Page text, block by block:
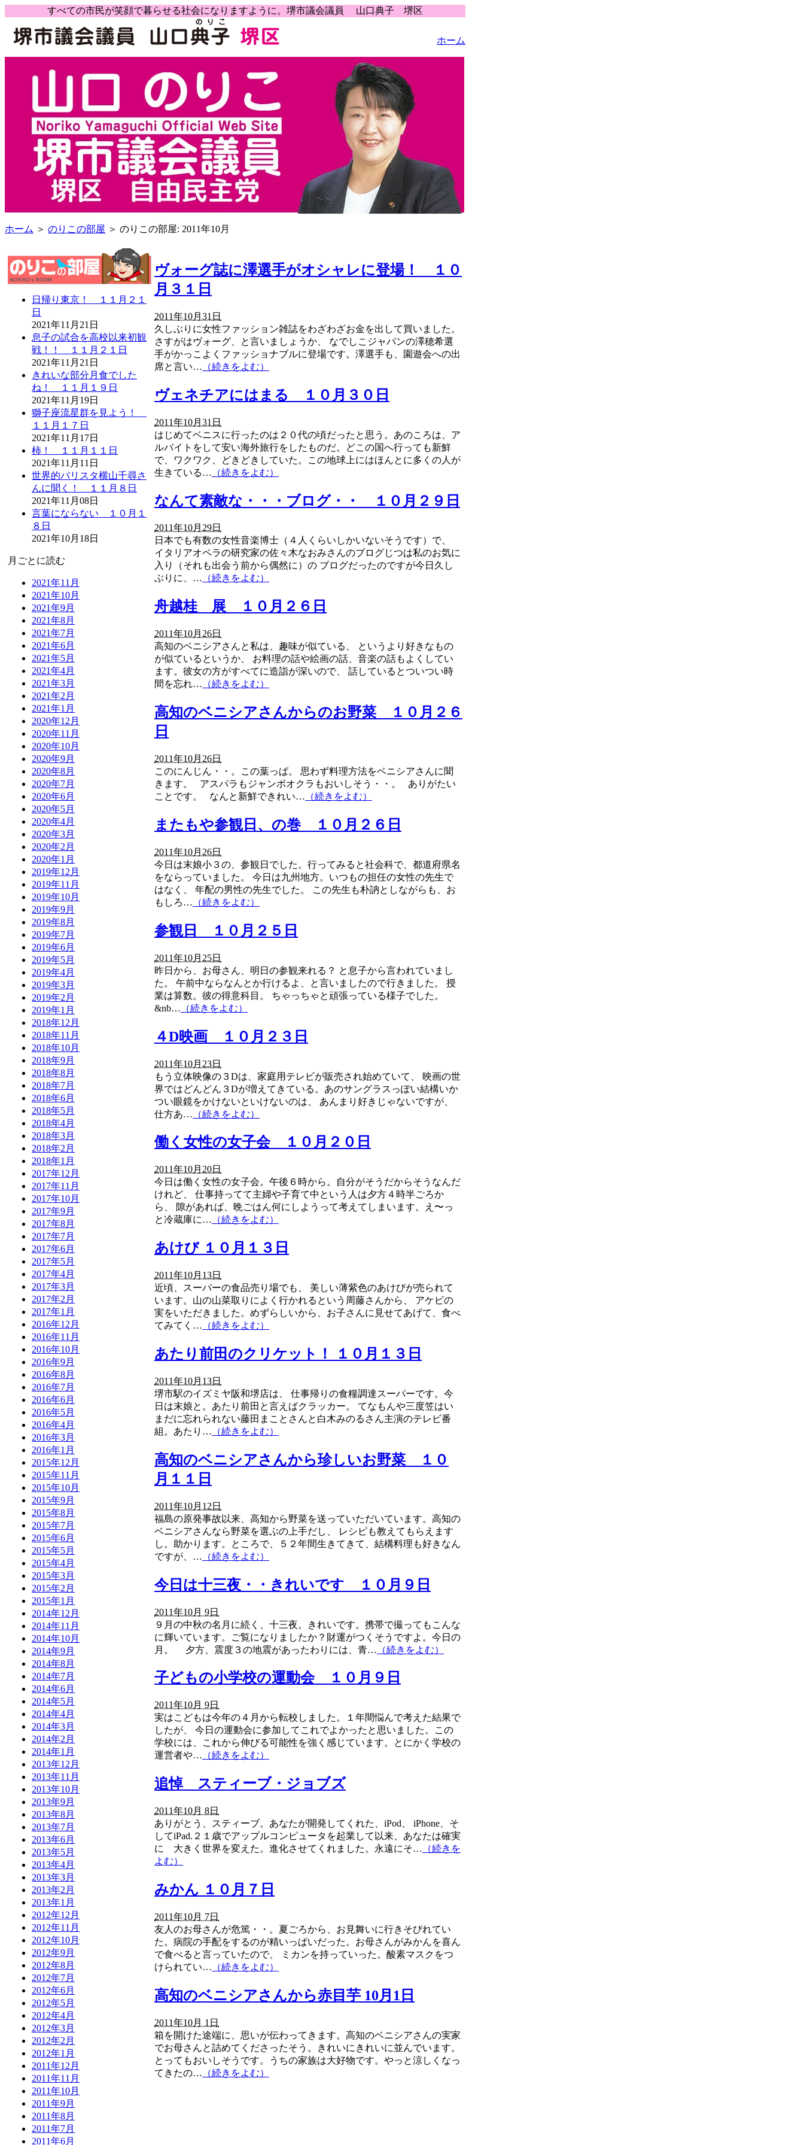
すべての市民が笑顔で暮らせる社会になりますように。堺市議会議員 山口典子 堺区
ホーム
ホーム ＞ のりこの部屋 ＞ のりこの部屋: 2011年10月
日帰り東京！ １１月２１
日
2021年11月21日
息子の試合を高校以来初観
戦！！ １１月２１日
2021年11月21日
きれいな部分月食でした
ね！ １１月１９日
2021年11月19日
獅子座流星群を見よう！
１１月１７日
2021年11月17日
柿！ １１月１１日
2021年11月11日
世界的バリスタ横山千尋さ
んに聞く！ １１月８日
2021年11月08日
言葉にならない １０月１
８日
2021年10月18日
月ごとに読む
2021年11月
2021年10月
2021年9月
2021年8月
2021年7月
2021年6月
2021年5月
2021年4月
2021年3月
2021年2月
2021年1月
2020年12月
2020年11月
2020年10月
2020年9月
2020年8月
2020年7月
2020年6月
2020年5月
2020年4月
2020年3月
2020年2月
2020年1月
2019年12月
2019年11月
2019年10月
2019年9月
2019年8月
2019年7月
2019年6月
2019年5月
2019年4月
2019年3月
2019年2月
2019年1月
2018年12月
2018年11月
2018年10月
2018年9月
2018年8月
2018年7月
2018年6月
2018年5月
2018年4月
2018年3月
2018年2月
2018年1月
2017年12月
2017年11月
2017年10月
2017年9月
2017年8月
2017年7月
2017年6月
2017年5月
2017年4月
2017年3月
2017年2月
2017年1月
2016年12月
2016年11月
2016年10月
2016年9月
2016年8月
2016年7月
2016年6月
2016年5月
2016年4月
2016年3月
2016年1月
2015年12月
2015年11月
2015年10月
2015年9月
2015年8月
2015年7月
2015年6月
2015年5月
2015年4月
2015年3月
2015年2月
2015年1月
2014年12月
2014年11月
2014年10月
2014年9月
2014年8月
2014年7月
2014年6月
2014年5月
2014年4月
2014年3月
2014年2月
2014年1月
2013年12月
2013年11月
2013年10月
2013年9月
2013年8月
2013年7月
2013年6月
2013年5月
2013年4月
2013年3月
2013年2月
2013年1月
2012年12月
2012年11月
2012年10月
2012年9月
2012年8月
2012年7月
2012年6月
2012年5月
2012年4月
2012年3月
2012年2月
2012年1月
2011年12月
2011年11月
2011年10月
2011年9月
2011年8月
2011年7月
2011年6月
ヴォーグ誌に澤選手がオシャレに登場！ １０
月３１日
2011年10月31日
久しぶりに女性ファッション雑誌をわざわざお金を出して買いました。
さすがはヴォーグ、と言いましょうか、 なでしこジャパンの澤穂希選
手がかっこよくファッショナブルに登場です。澤選手も、園遊会への出
席と言い… （続きをよむ）
ヴェネチアにはまる １０月３０日
2011年10月31日
はじめてベニスに行ったのは２０代の頃だったと思う。あのころは、ア
ルバイトをして安い海外旅行をしたものだ。どこの国へ行っても新鮮
で、ワクワク、どきどきしていた。この地球上にはほんとに多くの人が
生きている… （続きをよむ）
なんて素敵な・・・ブログ・・ １０月２９日
2011年10月29日
日本でも有数の女性音楽博士（４人くらいしかいないそうです）で、
イタリアオペラの研究家の佐々木なおみさんのブログじつは私のお気に
入り（それも出会う前から偶然に）の ブログだったのですが今日久し
ぶりに、… （続きをよむ）
舟越桂 展 １０月２６日
2011年10月26日
高知のベニシアさんと私は、趣味が似ている、 というより好きなもの
が似ているというか、 お料理の話や絵画の話、音楽の話もよくしてい
ます。彼女の方がすべてに造詣が深いので、 話しているとついつい時
間を忘れ… （続きをよむ）
高知のベニシアさんからのお野菜 １０月２６
日
2011年10月26日
このにんじん・・。この葉っぱ。 思わず料理方法をベニシアさんに聞
きます。 アスパラもジャンボオクラもおいしそう・・。 ありがたい
ことです。 なんと新鮮できれい… （続きをよむ）
またもや参観日、の巻 １０月２６日
2011年10月26日
今日は末娘小３の、参観日でした。行ってみると社会科で、都道府県名
をならっていました。 今日は九州地方。いつもの担任の女性の先生で
はなく、 年配の男性の先生でした。 この先生も朴訥としながらも、お
もしろ… （続きをよむ）
参観日 １０月２５日
2011年10月25日
昨日から、お母さん、明日の参観来れる？ と息子から言われていまし
た。 午前中ならなんとか行けるよ、と言いましたので行きました。 授
業は算数。彼の得意科目。 ちゃっちゃと頑張っている様子でした。
&nb… （続きをよむ）
４D映画 １０月２３日
2011年10月23日
もう立体映像の３Dは、家庭用テレビが販売され始めていて、 映画の世
界ではどんどん３Dが増えてきている。あのサングラスっぽい結構いか
つい眼鏡をかけないといけないのは、 あんまり好きじゃないですが、
仕方あ… （続きをよむ）
働く女性の女子会 １０月２０日
2011年10月20日
今日は働く女性の女子会。午後６時から。自分がそうだからそうなんだ
けれど、 仕事持ってて主婦や子育て中という人は夕方４時半ごろか
ら、 隙があれば、晩ごはん何にしようって考えてしまいます。え〜っ
と冷蔵庫に… （続きをよむ）
あけび １０月１３日
2011年10月13日
近頃、スーパーの食品売り場でも、 美しい薄紫色のあけびが売られて
います。山の山菜取りによく行かれるという周藤さんから、 アケビの
実をいただきました。めずらしいから、お子さんに見せてあげて、食べ
てみてく… （続きをよむ）
あたり前田のクリケット！ １０月１３日
2011年10月13日
堺市駅のイズミヤ阪和堺店は、 仕事帰りの食糧調達スーパーです。今
日は末娘と。あたり前田と言えばクラッカー。 てなもんや三度笠はい
まだに忘れられない藤田まことさんと白木みのるさん主演のテレビ番
組。あたり… （続きをよむ）
高知のベニシアさんから珍しいお野菜 １０
月１１日
2011年10月12日
福島の原発事故以来、高知から野菜を送っていただいています。高知の
ベニシアさんなら野菜を選ぶの上手だし、 レシピも教えてもらえます
し。助かります。ところで、５２年間生きてきて、結構料理も好きなん
ですが、… （続きをよむ）
今日は十三夜・・きれいです １０月９日
2011年10月 9日
９月の中秋の名月に続く、十三夜。きれいです。携帯で撮ってもこんな
に輝いています。ご覧になりましたか？財運がつくそうですよ。今日の
月。 夕方、震度３の地震があったわりには、青… （続きをよむ）
子どもの小学校の運動会 １０月９日
2011年10月 9日
実はこどもは今年の４月から転校しました。１年間悩んで考えた結果で
したが、 今日の運動会に参加してこれでよかったと思いました。この
学校には、これから伸びる可能性を強く感じています。とにかく学校の
運営者や… （続きをよむ）
追悼 スティーブ・ジョブズ
2011年10月 8日
ありがとう、スティーブ。あなたが開発してくれた、iPod、 iPhone、そ
してiPad.２１歳でアップルコンピュータを起業して以来、あなたは確実
に 大きく世界を変えた。進化させてくれました。永遠にそ… （続きを
よむ）
みかん １０月７日
2011年10月 7日
友人のお母さんが危篤・・。夏ごろから、お見舞いに行きそびれてい
た。病院の手配をするのが精いっぱいだった。お母さんがみかんを喜ん
で食べると言っていたので、 ミカンを持っていった。酸素マスクをつ
けられてい… （続きをよむ）
高知のベニシアさんから赤目芋 10月1日
2011年10月 1日
箱を開けた途端に、思いが伝わってきます。高知のベニシアさんの実家
でお母さんと詰めてくださったそう。きれいにきれいに並んでいます。
とってもおいしそうです。うちの家族は大好物です。やっと涼しくなっ
てきたの… （続きをよむ）